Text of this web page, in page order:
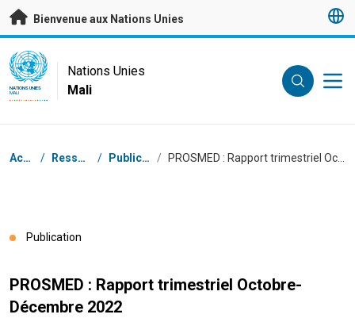
Passer au contenu principal
Bienvenue aux Nations Unies
UN Logo
NATIONS UNIES
MALI
Nations Unies
Mali
Fil d'Ariane
Accueil / Ressources / Publications /
Publication
PROSMED : Rapport trimestriel Octobre-
Décembre 2022